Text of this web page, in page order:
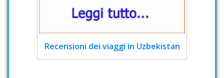
Recensioni dei viaggi in Uzbekistan